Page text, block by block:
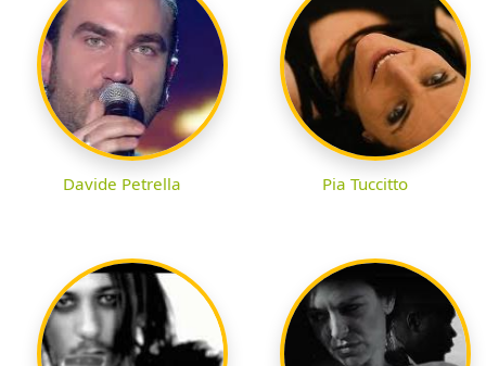
Davide Petrella Pia Tuccitto